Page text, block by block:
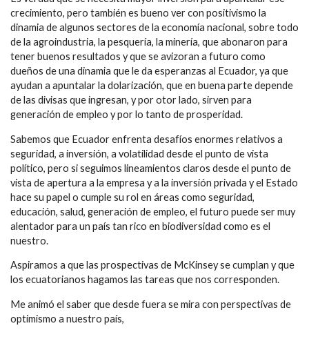
crecimiento, pero también es bueno ver con positivismo la
dinamia de algunos sectores de la economía nacional, sobre todo
de la agroindustria, la pesquería, la minería, que abonaron para
tener buenos resultados y que se avizoran a futuro como
dueños de una dinamia que le da esperanzas al Ecuador, ya que
ayudan a apuntalar la dolarización, que en buena parte depende
de las divisas que ingresan, y por otor lado, sirven para
generación de empleo y por lo tanto de prosperidad.
Sabemos que Ecuador enfrenta desafíos enormes relativos a
seguridad, a inversión, a volatilidad desde el punto de vista
político, pero si seguimos lineamientos claros desde el punto de
vista de apertura a la empresa y a la inversión privada y el Estado
hace su papel o cumple su rol en áreas como seguridad,
educación, salud, generación de empleo, el futuro puede ser muy
alentador para un país tan rico en biodiversidad como es el
nuestro.
Aspiramos a que las prospectivas de McKinsey se cumplan y que
los ecuatorianos hagamos las tareas que nos corresponden.
Me animó el saber que desde fuera se mira con perspectivas de
optimismo a nuestro país,